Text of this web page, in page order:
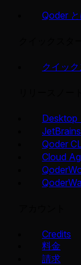
Qoder
クイッ
Desktop
Qoder
Cloud
Credits
料金
請求